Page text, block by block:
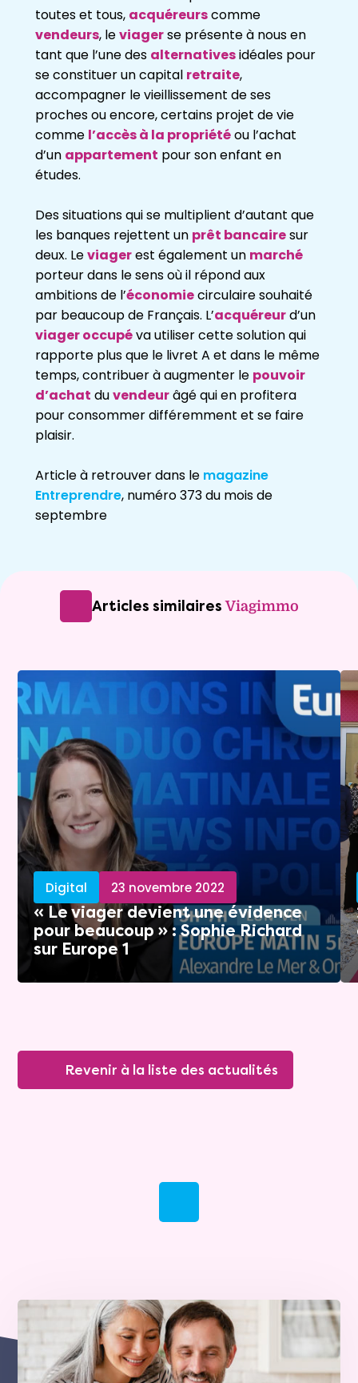
toutes et tous, acquéreurscomme
vendeurs, leviagerse présente à nous en
tant que l’une des alternativesidéales pour
se constituer un capital retraite,
accompagner le vieillissement de ses
proches ou encore, certains projet de vie
comme l’accès à la propriétéou l’achat
d’un appartement pour son enfant en
études.
Des situations qui se multiplient d’autant que
les banques rejettent un prêt bancairesur
deux. Leviagerest également un marché
porteur dans le sens où il répond aux
ambitions de l’économiecirculaire souhaité
par beaucoup de Français. L’acquéreurd’un
viager occupéva utiliser cette solution qui
rapporte plus que le livret A et dans le même
temps, contribuer à augmenter le pouvoir
d’achat duvendeurâgé qui en profitera
pourconsommerdifféremment et se faire
plaisir.
Article à retrouver dans le magazine
Entreprendre, numéro 373 du mois de
septembre
Articles similairesViagimmo
Digital 23 novembre 2022
« Le viager devient une évidence
pour beaucoup » : Sophie Richard
sur Europe 1
Revenir à la liste des actualités